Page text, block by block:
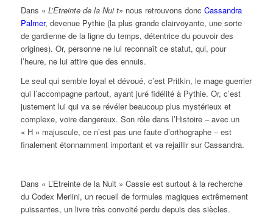
Dans « L’Etreinte de la Nui t» nous retrouvons donc Cassandra
Palmer, devenue Pythie (la plus grande clairvoyante, une sorte
de gardienne de la ligne du temps, détentrice du pouvoir des
origines). Or, personne ne lui reconnaît ce statut, qui, pour
l’heure, ne lui attire que des ennuis.
Le seul qui semble loyal et dévoué, c’est Pritkin, le mage guerrier
qui l’accompagne partout, ayant juré fidélité à Pythie. Or, c’est
justement lui qui va se révéler beaucoup plus mystérieux et
complexe, voire dangereux. Son rôle dans l’Histoire – avec un
« H » majuscule, ce n’est pas une faute d’orthographe – est
finalement étonnamment important et va rejaillir sur Cassandra.
Dans « L’Etreinte de la Nuit » Cassie est surtout à la recherche
du Codex Merlini, un recueil de formules magiques extrêmement
puissantes, un livre très convoité perdu depuis des siècles.